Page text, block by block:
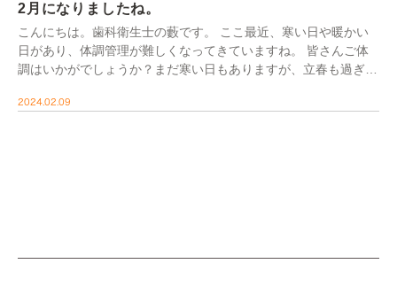
2月になりましたね。
こんにちは。歯科衛生士の藪です。 ここ最近、寒い日や暖かい
日があり、体調管理が難しくなってきていますね。 皆さんご体
調はいかがでしょうか？まだ寒い日もありますが、立春も過ぎ、
2024.02.09